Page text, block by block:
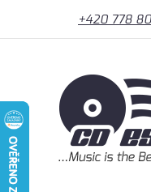
+420 778